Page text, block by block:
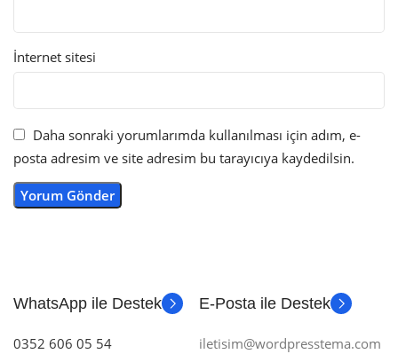
İnternet sitesi
Daha sonraki yorumlarımda kullanılması için adım, e-
posta adresim ve site adresim bu tarayıcıya kaydedilsin.
WhatsApp ile Destek
0352 606 05 54
E-Posta ile Destek
iletisim@wordpresstema.com